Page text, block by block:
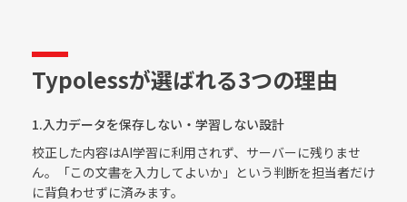
Typolessが選ばれる3つの理由
1.入力データを保存しない・学習しない設計
校正した内容はAI学習に利用されず、サーバーに残りませ
ん。「この文書を入力してよいか」という判断を担当者だけ
に背負わせずに済みます。